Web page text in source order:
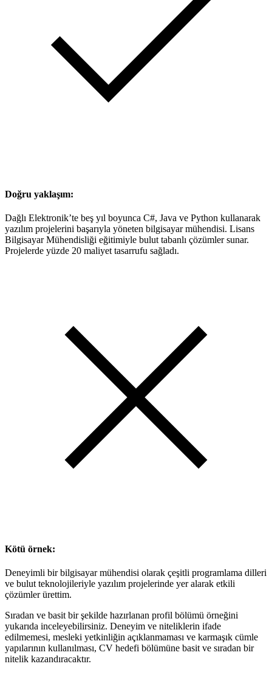
Doğru yaklaşım:
Dağlı Elektronik’te beş yıl boyunca C#, Java ve Python kullanarak
yazılım projelerini başarıyla yöneten bilgisayar mühendisi. Lisans
Bilgisayar Mühendisliği eğitimiyle bulut tabanlı çözümler sunar.
Projelerde yüzde 20 maliyet tasarrufu sağladı.
Kötü örnek:
Deneyimli bir bilgisayar mühendisi olarak çeşitli programlama dilleri
ve bulut teknolojileriyle yazılım projelerinde yer alarak etkili
çözümler ürettim.
Sıradan ve basit bir şekilde hazırlanan profil bölümü örneğini
yukarıda inceleyebilirsiniz. Deneyim ve niteliklerin ifade
edilmemesi, mesleki yetkinliğin açıklanmaması ve karmaşık cümle
yapılarının kullanılması, CV hedefi bölümüne basit ve sıradan bir
nitelik kazandıracaktır.